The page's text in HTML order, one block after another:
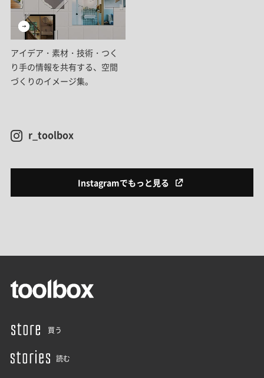
アイデア・素材・技術・つく
り手の情報を共有する、空間
づくりのイメージ集。
r_toolbox
Instagramでもっと見る
買う
読む